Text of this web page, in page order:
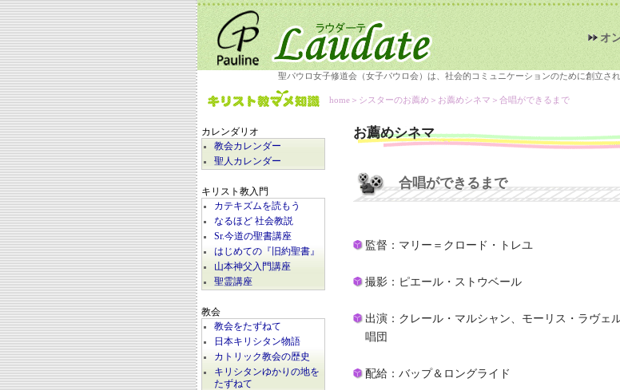
オ
聖パウロ女子修道会（女子パウロ会）は、社会的コミュニケーションのために創立さ
カレンダリオ
教会カレンダー
聖人カレンダー
キリスト教入門
カテキズムを読もう
なるほど 社会教説
Sr.今道の聖書講座
はじめての『旧約聖書』
山本神父入門講座
聖霊講座
教会
教会をたずねて
日本キリシタン物語
カトリック教会の歴史
キリシタンゆかりの地を
たずねて
home ＞シスターのお薦め＞ お薦めシネマ ＞合唱ができるまで
お薦めシネマ
合唱ができるまで
監督：マリー＝クロード・トレユ
撮影：ピエール・ストウベール
出演：クレール・マルシャン、モーリス・ラヴェ
唱団
配給：バップ＆ロングライド